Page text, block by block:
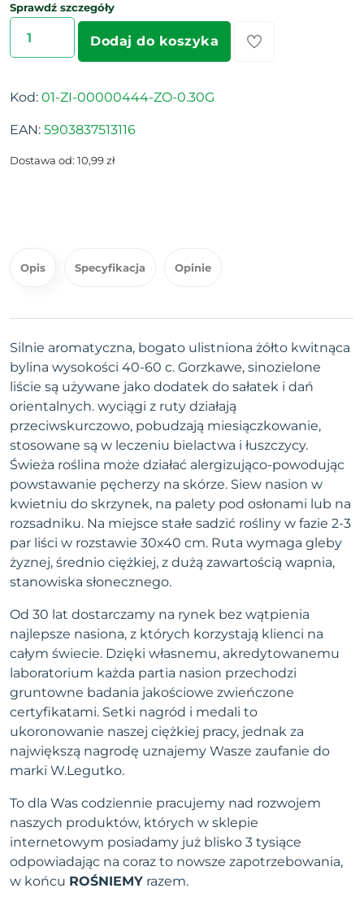
Sprawdź szczegóły
Dodaj do koszyka
Kod: 01-ZI-00000444-ZO-0.30G
EAN: 5903837513116
Dostawa od: 10,99 zł
Opis Specyfikacja Opinie
Silnie aromatyczna, bogato ulistniona żółto kwitnąca
bylina wysokości 40-60 c. Gorzkawe, sinozielone
liście są używane jako dodatek do sałatek i dań
orientalnych. wyciągi z ruty działają
przeciwskurczowo, pobudzają miesiączkowanie,
stosowane są w leczeniu bielactwa i łuszczycy.
Świeża roślina może działać alergizująco-powodując
powstawanie pęcherzy na skórze. Siew nasion w
kwietniu do skrzynek, na palety pod osłonami lub na
rozsadniku. Na miejsce stałe sadzić rośliny w fazie 2-3
par liści w rozstawie 30x40 cm. Ruta wymaga gleby
żyznej, średnio ciężkiej, z dużą zawartością wapnia,
stanowiska słonecznego.
Od 30 lat dostarczamy na rynek bez wątpienia
najlepsze nasiona, z których korzystają klienci na
całym świecie. Dzięki własnemu, akredytowanemu
laboratorium każda partia nasion przechodzi
gruntowne badania jakościowe zwieńczone
certyfikatami. Setki nagród i medali to
ukoronowanie naszej ciężkiej pracy, jednak za
największą nagrodę uznajemy Wasze zaufanie do
marki W.Legutko.
To dla Was codziennie pracujemy nad rozwojem
naszych produktów, których w sklepie
internetowym posiadamy już blisko 3 tysiące
odpowiadając na coraz to nowsze zapotrzebowania,
w końcu ROŚNIEMY razem.